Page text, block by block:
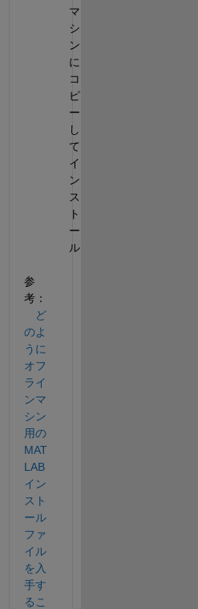
マ
シ
ン
に
コ
ピ
ー
し
て
イ
ン
ス
ト
ー
ル
参
考：
ど
のよ
うに
オフ
ライ
ンマ
シン
用の
MAT
LAB
イン
スト
ール
ファ
イル
を入
手す
るこ